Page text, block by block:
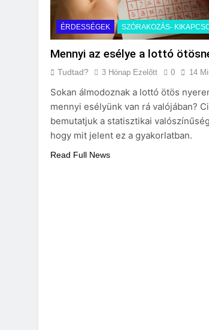
ÉRDESSÉGEK SZÓRAKOZÁS-
Mennyi az esélye a lottó
Tudtad? 3 Hónap Ezelőtt 0 14
Sokan álmodoznak a lottó ötös
mennyi esélyünk van rá valójában?
bemutatjuk a statisztikai
hogy mit jelent ez a gyakorlatban.
Read Full News